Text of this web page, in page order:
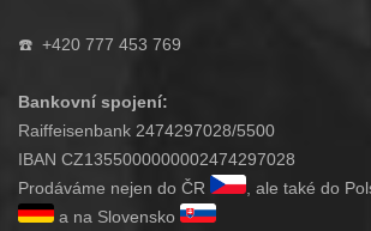
☎️ +420 777 453 769
Bankovní spojení:
Raiffeisenbank 2474297028/5500
IBAN CZ1355000000002474297028
Prodáváme nejen do ČR
, ale také do
a na Slovensko